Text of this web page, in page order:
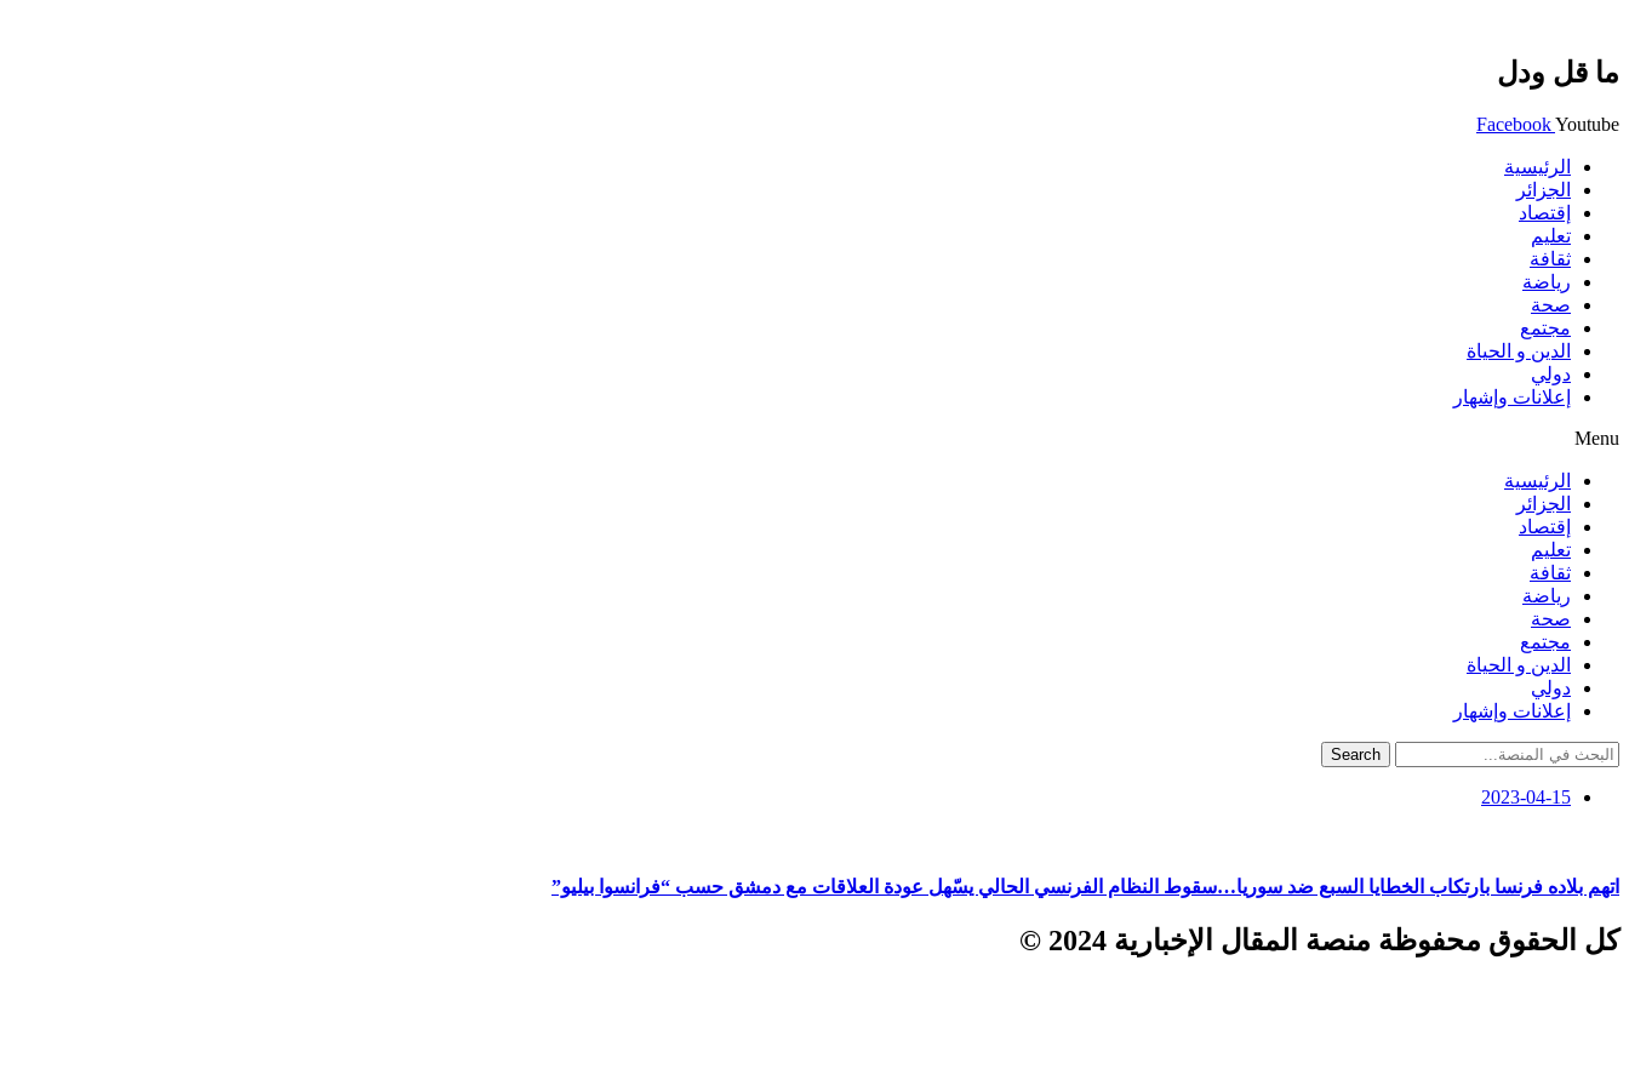
ما قل ودل
FacebookYoutube
الرئيسية
الجزائر
إقتصاد
تعليم
ثقافة
رياضة
صحة
مجتمع
الدين و الحياة
دولي
إعلانات وإشهار
Menu
الرئيسية
الجزائر
إقتصاد
تعليم
ثقافة
رياضة
صحة
مجتمع
الدين و الحياة
دولي
إعلانات وإشهار
Search
2023-04-15
اتهم بلاده فرنسا بارتكاب الخطايا السبع ضد سوريا…سقوط النظام الفرنسي الحالي يسّهل عودة العلاقات مع دمشق حسب “فرانسوا بيليو”
كل الحقوق محفوظة منصة المقال الإخبارية 2024 ©